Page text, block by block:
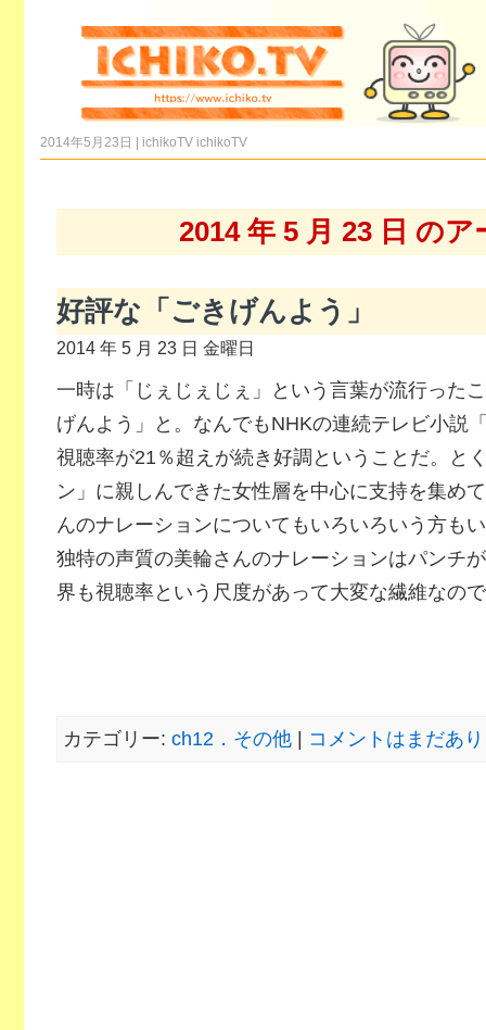
2014年5月23日 | ichikoTV ichikoTV
2014 年 5 月 23 日 のア
好評な「ごきげんよう」
2014 年 5 月 23 日 金曜日
一時は「じぇじぇじぇ」という言葉が流行った
げんよう」と。なんでもNHKの連続テレビ小説
視聴率が21％超えが続き好調ということだ。と
ン」に親しんできた女性層を中心に支持を集め
んのナレーションについてもいろいろいう方も
独特の声質の美輪さんのナレーションはパンチ
界も視聴率という尺度があって大変な繊維なの
カテゴリー: ch12．その他| コメントはまだあ